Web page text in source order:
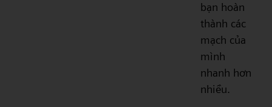
bạn hoàn
thành các
mạch của
mình
nhanh hơn
nhiều.